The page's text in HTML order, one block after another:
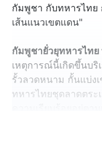
กัมพูชา กับทหารไทย
เส้นแนวเขตแดน"
กัมพูชายั่วยุทหารไท
เหตุการณ์นี้เกิดขึ้นบ
รั้วลวดหนาม กั้นแบ่ง
ทหารไทยชุดลาดตระ
กัมพูชา ที่ยืนรวมตัวกั